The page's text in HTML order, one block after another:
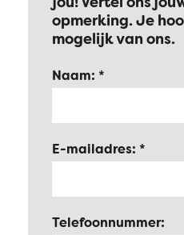
jou! Vertel ons
opmerking. Je
mogelijk van ons.
Naam:
E-mailadres:
Telefoonnummer: